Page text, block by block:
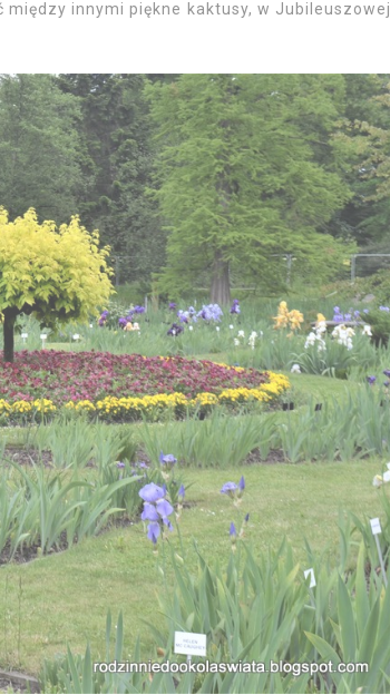
innymi piękne kaktusy, w Jubileuszowej